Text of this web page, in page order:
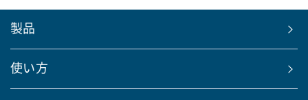
製品
使い方